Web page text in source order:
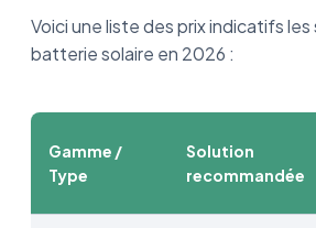
Voici une liste des prix indicatifs
batterie solaire en 2026 :
Gamme /
Type
Solution
recommandée